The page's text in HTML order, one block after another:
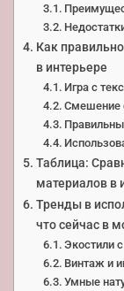
Как
в интерьере
Игра с
Смешение
Таблица:
материалов в
Тренды в
что сейчас в
Экостили
Винтаж и
Умные